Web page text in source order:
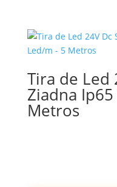
Tira de Led
Ziadna
Metros